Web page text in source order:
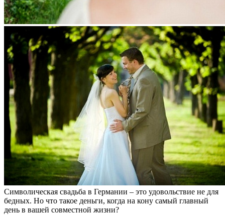
Символическая свадьба в Германии – это удовольствие не для
бедных. Но что такое деньги, когда на кону самый главный
день в вашей совместной жизни?